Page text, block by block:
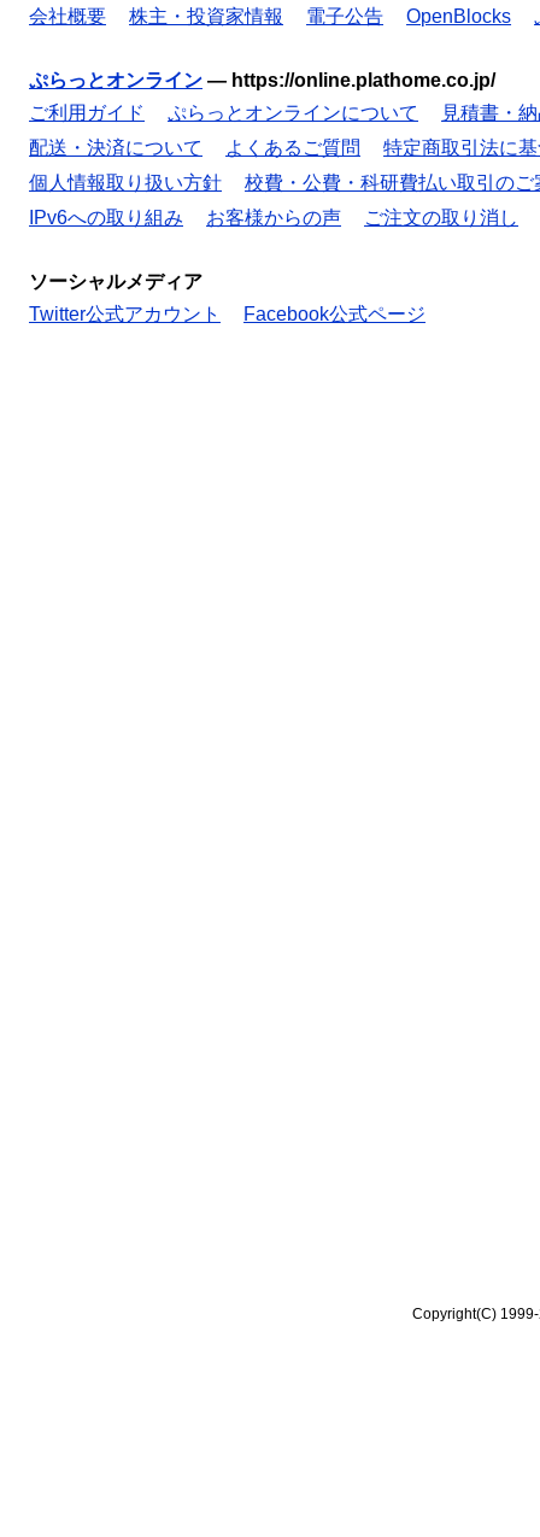
会社概要 株主・投資家情報 電子公告 OpenBlocks
ぷらっとオンライン — https://online.plathome.co.jp/
ご利用ガイド
ぷらっとオンラインについて
見積書・
配送・決済について
よくあるご質問
特定商取引法に
個人情報取り扱い方針
校費・公費・科研費払い取引のご
IPv6への取り組み
お客様からの声 ご注文の取り消し
ソーシャルメディア
Twitter公式アカウント
Facebook公式ページ
Copyright(C)